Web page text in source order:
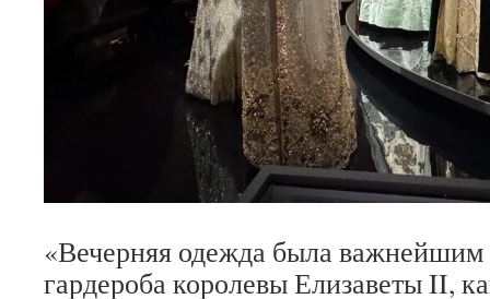
«Вечерняя одежда была важнейшим
гардероба королевы Елизаветы II,